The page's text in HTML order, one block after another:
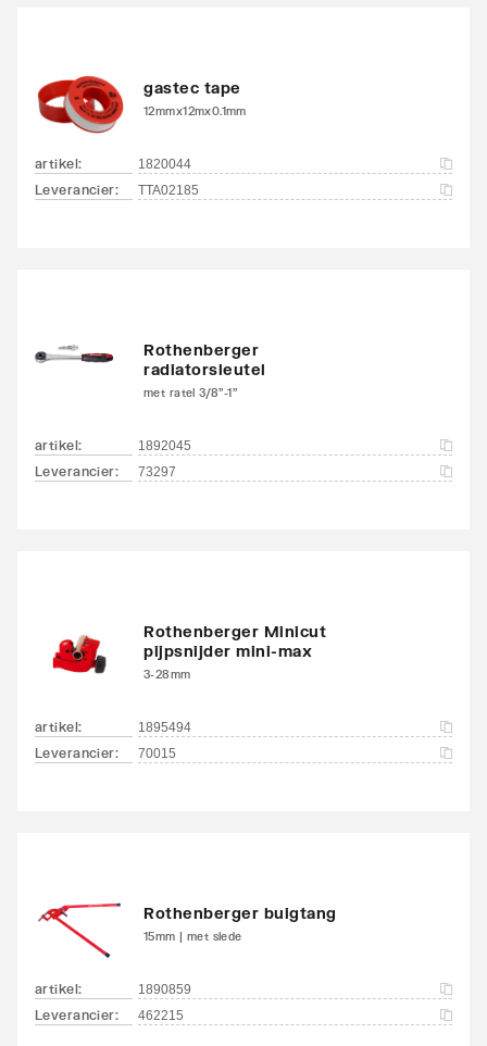
gastec tape
12mmx12mx0.1mm
artikel: 1820044
Leverancier: TTA02185
Rothenberger
radiatorsleutel
met ratel 3/8"-1"
artikel: 1892045
Leverancier: 73297
Rothenberger Minicut
pijpsnijder mini-max
3-28mm
artikel: 1895494
Leverancier: 70015
Rothenberger buigtang
15mm | met slede
artikel: 1890859
Leverancier: 462215